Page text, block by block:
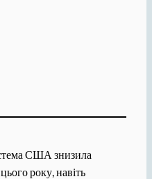
США знизила
року, навіть